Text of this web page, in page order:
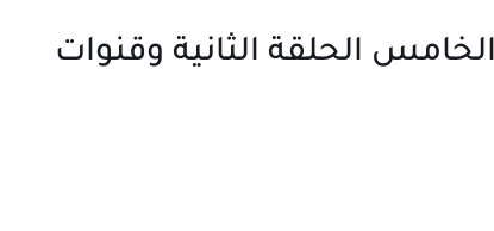
الحلقة الثانية وقنوات